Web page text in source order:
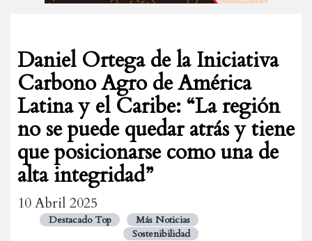
Daniel Ortega de la Iniciativa
Carbono Agro de América
Latina y el Caribe: “La región
no se puede quedar atrás y tiene
que posicionarse como una de
alta integridad”
10 Abril 2025
Destacado Top
Más Noticias
Sostenibilidad